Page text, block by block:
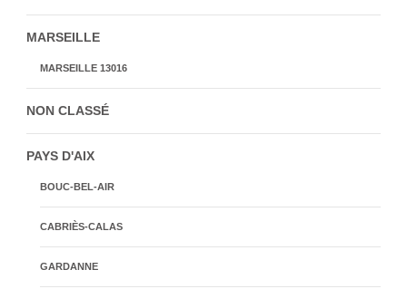
MARSEILLE
MARSEILLE 13016
NON CLASSÉ
PAYS D'AIX
BOUC-BEL-AIR
CABRIÈS-CALAS
GARDANNE